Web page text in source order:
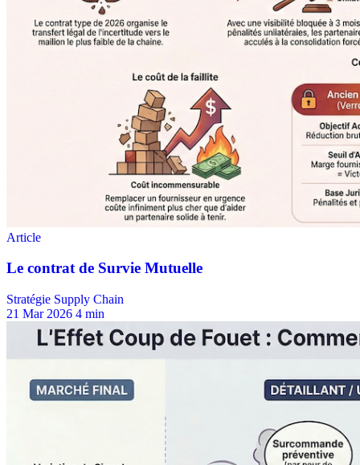
Stratégie Supply Chain
21 Mar 2026 4 min